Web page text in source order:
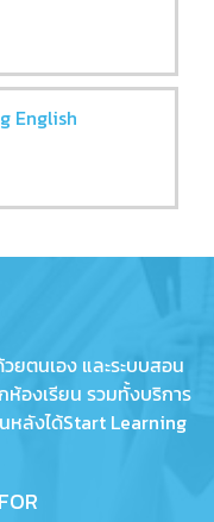
English
ยตนเอง และระบบสอน
ห้องเรียน รวมทั้งบริการ
หลังได้Start Learning